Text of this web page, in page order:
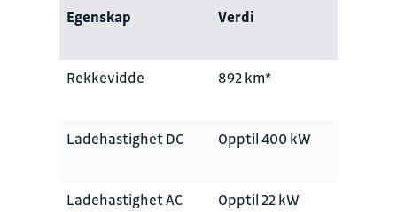
Egenskap Verdi
Rekkevidde 892 km*
Ladehastighet DC Opptil 400 kW
Ladehastighet AC Opptil 22 kW